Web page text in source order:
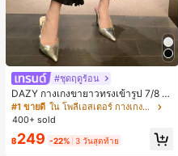
#ชุดฤดูร้อน
DAZY กางเกงขายาวทรงเข้ารูป 7/8 ส่
วนสำหรับผู้หญิง กางเกงลำลอง กางเกง
เดรสผู้หญิง
#1 ขายดี
ใน โพลีเอสเตอร์ กางเกงผู้หญิง
400+ sold
฿249 -22% 3 วันสุดท้าย